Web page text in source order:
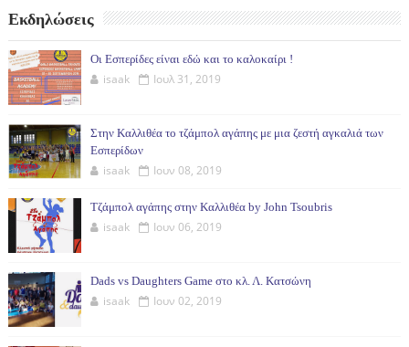
Εκδηλώσεις
Οι Εσπερίδες είναι εδώ και το καλοκαίρι !
isaak Ιουλ 31, 2019
Στην Καλλιθέα το τζάμπολ αγάπης με μια ζεστή αγκαλιά των
Εσπερίδων
isaak Ιουν 08, 2019
Τζάμπολ αγάπης στην Καλλιθέα by John Tsoubris
isaak Ιουν 06, 2019
Dads vs Daughters Game στο κλ. Λ. Κατσώνη
isaak Ιουν 02, 2019